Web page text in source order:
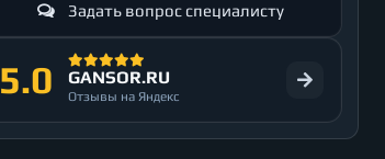
Задать вопрос специалисту
5.0 GANSOR.RU
Отзывы на Яндекс